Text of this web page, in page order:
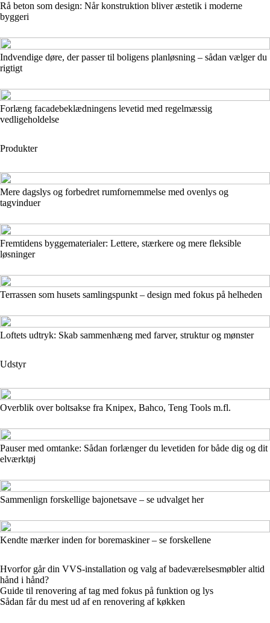
Rå beton som design: Når konstruktion bliver æstetik i moderne
byggeri
Indvendige døre, der passer til boligens planløsning – sådan vælger du
rigtigt
Forlæng facadebeklædningens levetid med regelmæssig
vedligeholdelse
Produkter
Mere dagslys og forbedret rumfornemmelse med ovenlys og
tagvinduer
Fremtidens byggematerialer: Lettere, stærkere og mere fleksible
løsninger
Terrassen som husets samlingspunkt – design med fokus på helheden
Loftets udtryk: Skab sammenhæng med farver, struktur og mønster
Udstyr
Overblik over boltsakse fra Knipex, Bahco, Teng Tools m.fl.
Pauser med omtanke: Sådan forlænger du levetiden for både dig og dit
elværktøj
Sammenlign forskellige bajonetsave – se udvalget her
Kendte mærker inden for boremaskiner – se forskellene
Hvorfor går din VVS-installation og valg af badeværelsesmøbler altid
hånd i hånd?
Guide til renovering af tag med fokus på funktion og lys
Sådan får du mest ud af en renovering af køkken